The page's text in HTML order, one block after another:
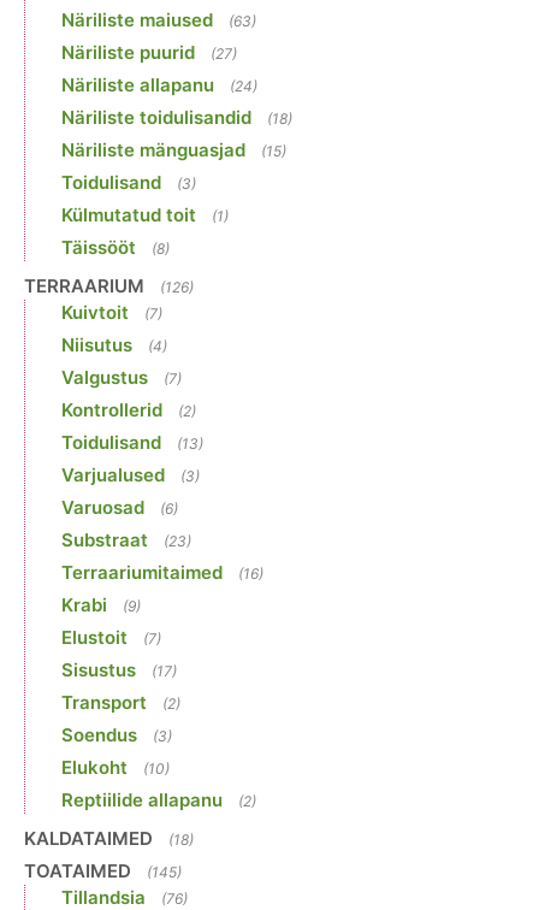
Näriliste maiused (63)
Näriliste puurid (27)
Näriliste allapanu (24)
Näriliste toidulisandid (18)
Näriliste mänguasjad (15)
Toidulisand (3)
Külmutatud toit (1)
Täissööt (8)
TERRAARIUM (126)
Kuivtoit (7)
Niisutus (4)
Valgustus (7)
Kontrollerid (2)
Toidulisand (13)
Varjualused (3)
Varuosad (6)
Substraat (23)
Terraariumitaimed (16)
Krabi (9)
Elustoit (7)
Sisustus (17)
Transport (2)
Soendus (3)
Elukoht (10)
Reptiilide allapanu (2)
KALDATAIMED (18)
TOATAIMED (145)
Tillandsia (76)